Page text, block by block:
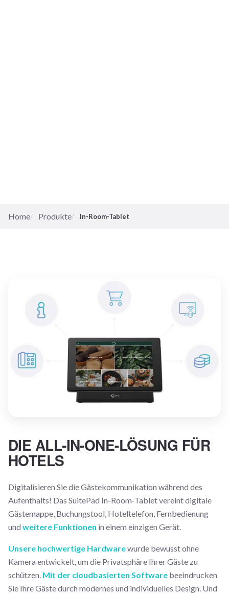
Home Produkte In-Room-Tablet
DIE ALL-IN-ONE-LÖSUNG FÜR
HOTELS
Digitalisieren Sie die Gästekommunikation während des
Aufenthalts! Das SuitePad In-Room-Tablet vereint digitale
Gästemappe, Buchungstool, Hoteltelefon, Fernbedienung
und weitere Funktionen in einem einzigen Gerät.
Unsere hochwertige Hardwarewurde bewusst ohne
Kamera entwickelt, um die Privatsphäre Ihrer Gäste zu
schützen. Mit der cloudbasierten Software beeindrucken
Sie Ihre Gäste durch modernes und individuelles Design. Und